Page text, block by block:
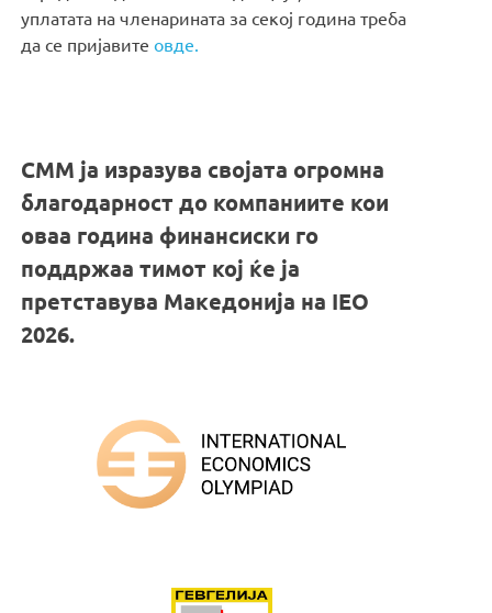
уплатата на членарината за секој година треба
да се пријавитеовде.
СММ ја изразува својата огромна
благодарност до компаниите кои
оваа година финансиски го
поддржаа тимот кој ќе ја
претставува Македонија на IEO
2026.